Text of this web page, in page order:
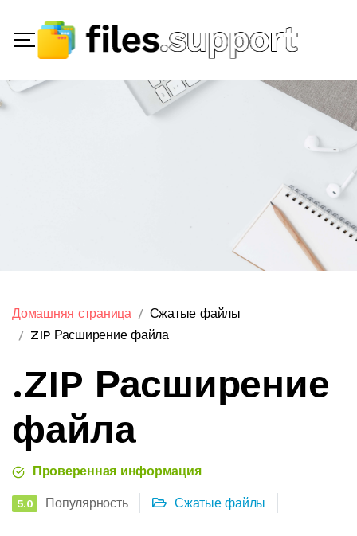
Домашняя страница
Сжатые файлы
ZIP Расширение файла
.ZIP Расширение
файла
Проверенная информация
5.0 Популярность Сжатые файлы